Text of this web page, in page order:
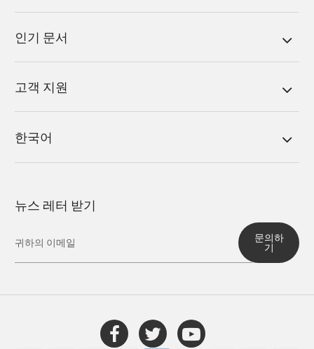
인기 문서
고객 지원
한국어
뉴스 레터 받기
문의하
기